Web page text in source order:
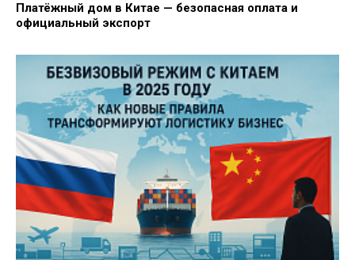
Платёжный дом в Китае — безопасная оплата и
официальный экспорт